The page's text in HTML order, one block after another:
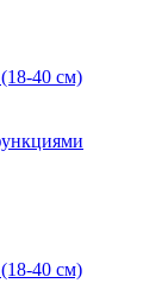
40 см)
40 см)